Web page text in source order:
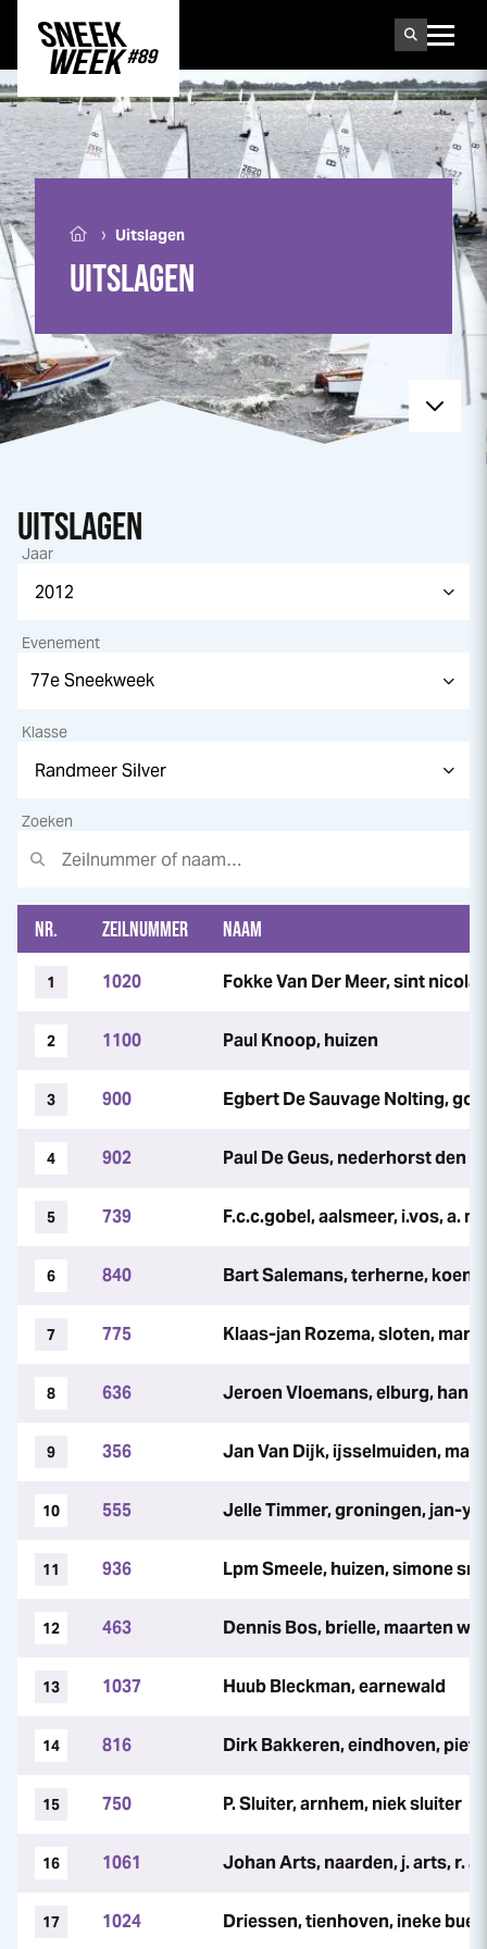
UITSLAGEN
› Uitslagen
UITSLAGEN
Jaar
Evenement
Klasse
Zoeken
NR. ZEILNUMMER NAAM
1 1020 Fokke Van Der Meer, sint
2 1100 Paul Knoop, huizen
3 900 Egbert De Sauvage Nolting,
4 902 Paul De Geus, nederhorst den
5 739 F.c.c.gobel, aalsmeer, i.vos, a.
6 840 Bart Salemans, terherne, koen
7 775 Klaas-jan Rozema, sloten,
8 636 Jeroen Vloemans, elburg,
9 356 Jan Van Dijk, ijsselmuiden,
10 555 Jelle Timmer, groningen, jan-
11 936 Lpm Smeele, huizen, simone
12 463 Dennis Bos, brielle, maarten
13 1037 Huub Bleckman, earnewald
14 816 Dirk Bakkeren, eindhoven,
15 750 P. Sluiter, arnhem, niek sluiter
16 1061 Johan Arts, naarden, j. arts, r.
17 1024 Driessen, tienhoven, ineke